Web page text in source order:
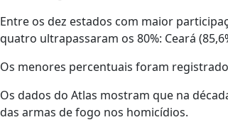
Entre os dez estados com maior
quatro ultrapassaram os 80%: Ceará
Os menores percentuais foram
Os dados do Atlas mostram que na
das armas de fogo nos homicídios.